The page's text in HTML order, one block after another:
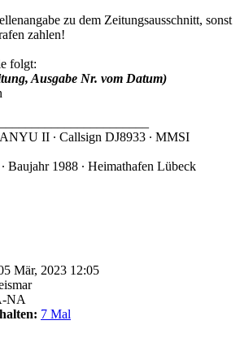
zu dem Zeitungsausschnitt, sonst
zahlen!
folgt:
Ausgabe Nr. vom Datum)
II ∙ Callsign DJ8933 ∙ MMSI
1988 ∙ Heimathafen Lübeck
Mär, 2023 12:05
NA
7 Mal